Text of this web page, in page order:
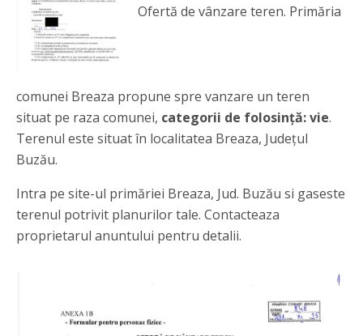
Ofertă de vânzare teren. Primăria
comunei Breaza propune spre vanzare un teren
situat pe raza comunei, categorii de folosință: vie.
Terenul este situat în localitatea Breaza, Județul
Buzău.
Intra pe site-ul primăriei Breaza, Jud. Buzău si gaseste
terenul potrivit planurilor tale. Contacteaza
proprietarul anuntului pentru detalii.